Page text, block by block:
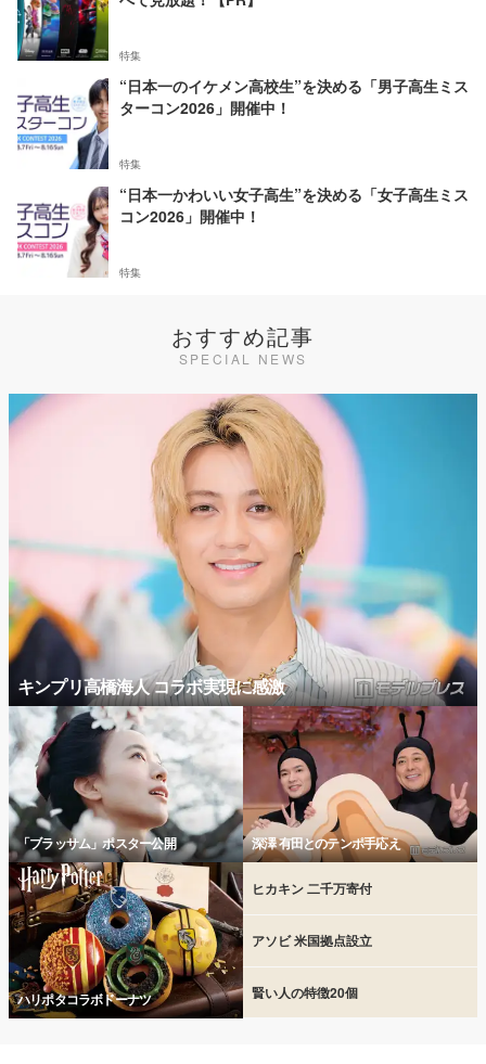
特集
“日本一のイケメン高校生”を決める「男子高生ミス
ターコン2026」開催中！
特集
“日本一かわいい女子高生”を決める「女子高生ミス
コン2026」開催中！
特集
おすすめ記事
SPECIAL NEWS
キンプリ高橋海人 コラボ実現に感激
「ブラッサム」ポスター公開 深澤 有田とのテンポ手応え
ハリポタコラボドーナツ
ヒカキン 二千万寄付
アソビ 米国拠点設立
賢い人の特徴20個